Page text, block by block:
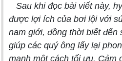
Sau khi đọc bài viết này,
được lợi ích của bơi lội với
nam giới, đồng thời biết đến
giúp các quý ông lấy lại
mạnh một cách tối ưu. Cảm